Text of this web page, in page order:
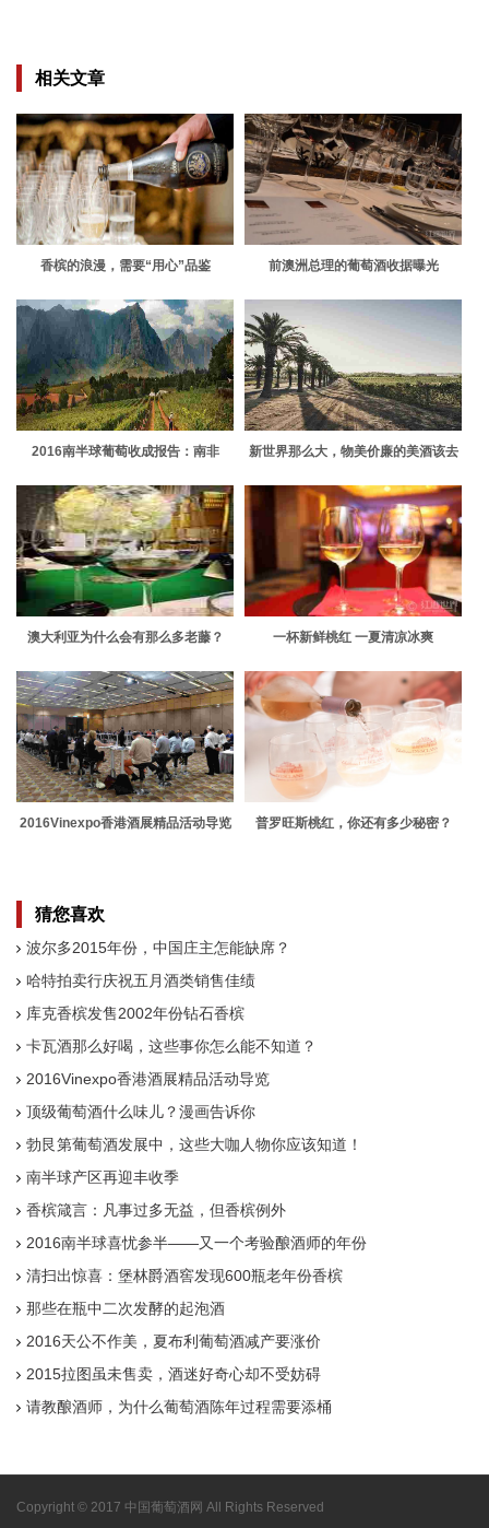
相关文章
香槟的浪漫，需要“用心”品鉴 前澳洲总理的葡萄酒收据曝光
2016南半球葡萄收成报告：南非
新世界那么大，物美价廉的美酒该去
澳大利亚为什么会有那么多老藤？ 一杯新鲜桃红 一夏清凉冰爽
2016Vinexpo香港酒展精品活动导览 普罗旺斯桃红，你还有多少秘密？
猜您喜欢
波尔多2015年份，中国庄主怎能缺席？
哈特拍卖行庆祝五月酒类销售佳绩
库克香槟发售2002年份钻石香槟
卡瓦酒那么好喝，这些事你怎么能不知道？
2016Vinexpo香港酒展精品活动导览
顶级葡萄酒什么味儿？漫画告诉你
勃艮第葡萄酒发展中，这些大咖人物你应该知道！
南半球产区再迎丰收季
香槟箴言：凡事过多无益，但香槟例外
2016南半球喜忧参半——又一个考验酿酒师的年份
清扫出惊喜：堡林爵酒窖发现600瓶老年份香槟
那些在瓶中二次发酵的起泡酒
2016天公不作美，夏布利葡萄酒减产要涨价
2015拉图虽未售卖，酒迷好奇心却不受妨碍
请教酿酒师，为什么葡萄酒陈年过程需要添桶
Copyright © 2017 中国葡萄酒网 All Rights Reserved